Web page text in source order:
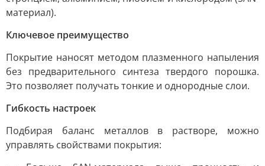
материал).
Ключевое преимущество
Покрытие наносят методом плазменного напыления
без предварительного синтеза твердого порошка.
Это позволяет получать тонкие и однородные слои.
Гибкость настроек
Подбирая баланс металлов в растворе, можно
управлять свойствами покрытия: